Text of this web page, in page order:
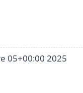
05+00:00 2025